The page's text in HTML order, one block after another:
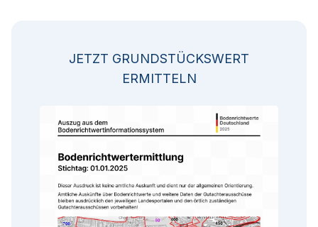
JETZT GRUNDSTÜCKSWERT
ERMITTELN